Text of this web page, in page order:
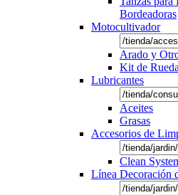
Bordeadoras
Motocultivador
Arado y
Kit de
Lubricantes
Aceites
Grasas
Accesorios de
Clean
Línea Decoración